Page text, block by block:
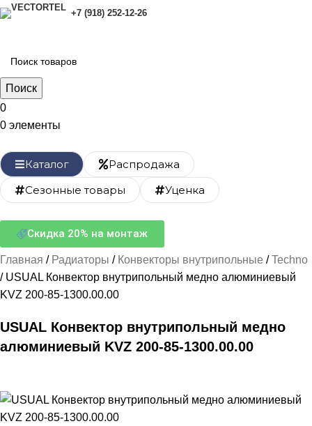
+7 (918) 252-12-26
Поиск
0
0 элементы
Каталог
Распродажа
Сезонные товары
Уценка
Скидка 20% на монтаж
Главная Радиаторы Конвекторы внутрипольные
Techno
USUAL Конвектор внутрипольный медно алюминиевый
KVZ 200-85-1300.00.00
USUAL Конвектор внутрипольный медно
алюминиевый KVZ 200-85-1300.00.00